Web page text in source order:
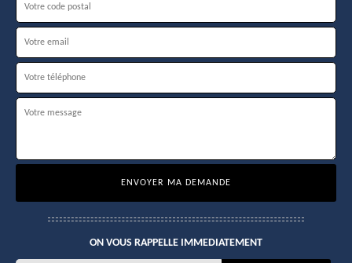
ON VOUS RAPPELLE IMMEDIATEMENT